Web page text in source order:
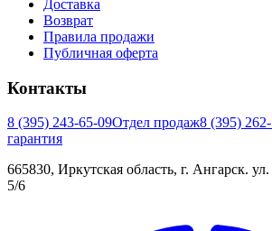
Доставка
Возврат
Правила продажи
Публичная оферта
Контакты
8 (395) 243-65-09Отдел продаж8 (395)
гарантия
665830, Иркутская область, г. Ангарск.
5/6